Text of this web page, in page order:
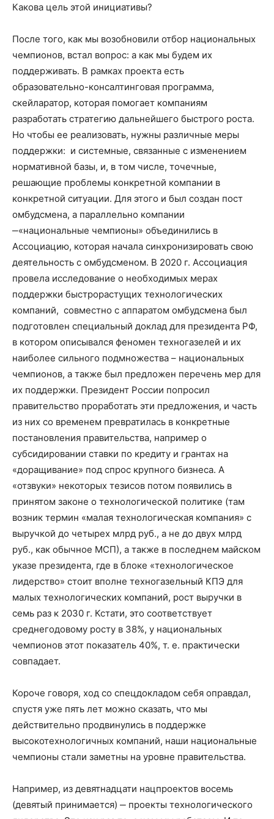
Какова цель этой инициативы?
После того, как мы возобновили отбор национальных
чемпионов, встал вопрос: а как мы будем их
поддерживать. В рамках проекта есть
образовательно-консалтинговая программа,
скейларатор, которая помогает компаниям
разработать стратегию дальнейшего быстрого роста.
Но чтобы ее реализовать, нужны различные меры
поддержки: и системные, связанные с изменением
нормативной базы, и, в том числе, точечные,
решающие проблемы конкретной компании в
конкретной ситуации. Для этого и был создан пост
омбудсмена, а параллельно компании
‒«национальные чемпионы» объединились в
Ассоциацию, которая начала синхронизировать свою
деятельность с омбудсменом. В 2020 г. Ассоциация
провела исследование о необходимых мерах
поддержки быстрорастущих технологических
компаний, совместно с аппаратом омбудсмена был
подготовлен специальный доклад для президента РФ,
в котором описывался феномен техногазелей и их
наиболее сильного подмножества – национальных
чемпионов, а также был предложен перечень мер для
их поддержки. Президент России попросил
правительство проработать эти предложения, и часть
из них со временем превратилась в конкретные
постановления правительства, например о
субсидировании ставки по кредиту и грантах на
«доращивание» под спрос крупного бизнеса. А
«отзвуки» некоторых тезисов потом появились в
принятом законе о технологической политике (там
возник термин «малая технологическая компания» с
выручкой до четырех млрд руб., а не до двух млрд
руб., как обычное МСП), а также в последнем майском
указе президента, где в блоке «технологическое
лидерство» стоит вполне техногазельный КПЭ для
малых технологических компаний, рост выручки в
семь раз к 2030 г. Кстати, это соответствует
среднегодовому росту в 38%, у национальных
чемпионов этот показатель 40%, т. е. практически
совпадает.
Короче говоря, ход со спецдокладом себя оправдал,
спустя уже пять лет можно сказать, что мы
действительно продвинулись в поддержке
высокотехнологичных компаний, наши национальные
чемпионы стали заметны на уровне правительства.
Например, из девятнадцати нацпроектов восемь
(девятый принимается) ‒ проекты технологического